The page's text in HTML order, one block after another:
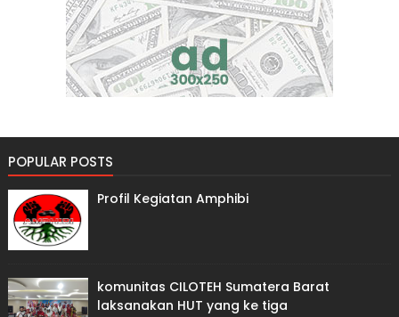
POPULAR POSTS
Profil Kegiatan Amphibi
komunitas CILOTEH Sumatera Barat
laksanakan HUT yang ke tiga